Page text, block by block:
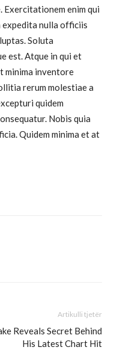
Exercitationem enim qui
expedita nulla officiis
Soluta
est. Atque in qui et
minima inventore
rerum molestiae a
quidem
Nobis quia
Quidem minima et at
Artikulli tjetër
Reveals Secret Behind
His Latest Chart Hit